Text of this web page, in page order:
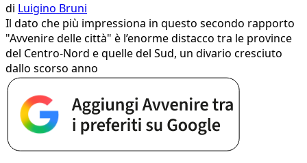
di Luigino Bruni
Il dato che più impressiona in questo secondo rapporto
"Avvenire delle città" è l’enorme distacco tra le province
del Centro-Nord e quelle del Sud, un divario cresciuto
dallo scorso anno